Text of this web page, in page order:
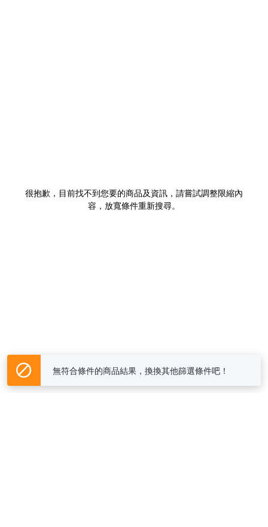
很抱歉，目前找不到您要的商品及資訊，請嘗試調整限縮內
容，放寬條件重新搜尋。
無符合條件的商品結果，換換其他篩選條件吧！